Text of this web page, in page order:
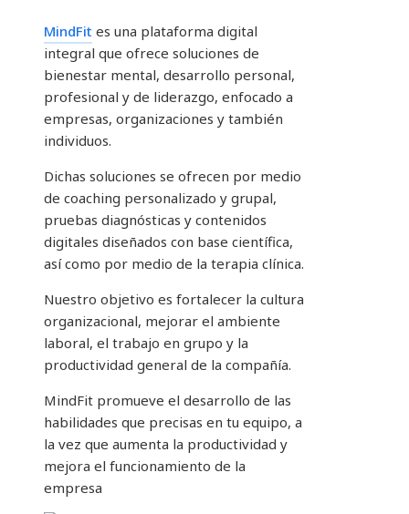
MindFit es una plataforma digital
integral que ofrece soluciones de
bienestar mental, desarrollo personal,
profesional y de liderazgo, enfocado a
empresas, organizaciones y también
individuos.
Dichas soluciones se ofrecen por medio
de coaching personalizado y grupal,
pruebas diagnósticas y contenidos
digitales diseñados con base científica,
así como por medio de la terapia clínica.
Nuestro objetivo es fortalecer la cultura
organizacional, mejorar el ambiente
laboral, el trabajo en grupo y la
productividad general de la compañía.
MindFit promueve el desarrollo de las
habilidades que precisas en tu equipo, a
la vez que aumenta la productividad y
mejora el funcionamiento de la
empresa